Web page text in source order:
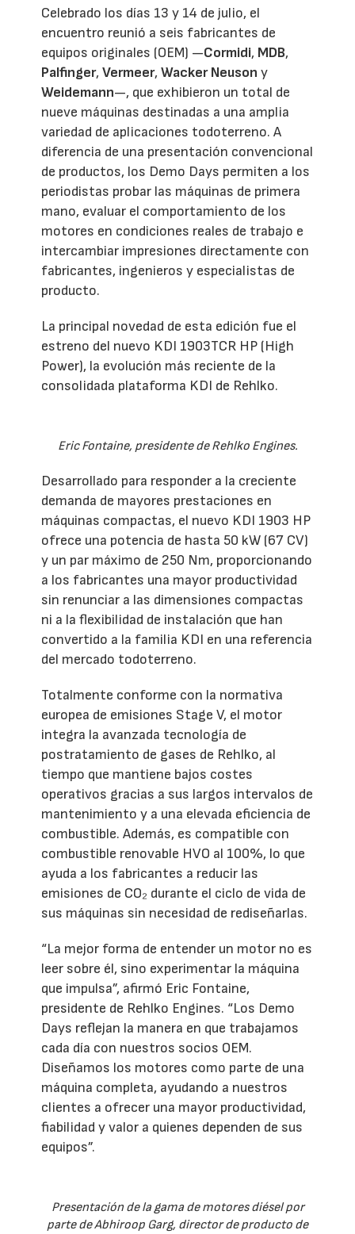
Celebrado los días 13 y 14 de julio, el
encuentro reunió a seis fabricantes de
equipos originales (OEM) —Cormidi, MDB,
Palfinger,Vermeer,Wacker Neuson y
Weidemann—, que exhibieron un total de
nueve máquinas destinadas a una amplia
variedad de aplicaciones todoterreno. A
diferencia de una presentación convencional
de productos, los Demo Days permiten a los
periodistas probar las máquinas de primera
mano, evaluar el comportamiento de los
motores en condiciones reales de trabajo e
intercambiar impresiones directamente con
fabricantes, ingenieros y especialistas de
producto.
La principal novedad de esta edición fue el
estreno del nuevo KDI 1903TCR HP (High
Power), la evolución más reciente de la
consolidada plataforma KDI de Rehlko.
Eric Fontaine, presidente de Rehlko Engines.
Desarrollado para responder a la creciente
demanda de mayores prestaciones en
máquinas compactas, el nuevo KDI 1903 HP
ofrece una potencia de hasta 50 kW (67 CV)
y un par máximo de 250 Nm, proporcionando
a los fabricantes una mayor productividad
sin renunciar a las dimensiones compactas
ni a la flexibilidad de instalación que han
convertido a la familia KDI en una referencia
del mercado todoterreno.
Totalmente conforme con la normativa
europea de emisiones Stage V, el motor
integra la avanzada tecnología de
postratamiento de gases de Rehlko, al
tiempo que mantiene bajos costes
operativos gracias a sus largos intervalos de
mantenimiento y a una elevada eficiencia de
combustible. Además, es compatible con
combustible renovable HVO al 100%, lo que
ayuda a los fabricantes a reducir las
emisiones de CO₂ durante el ciclo de vida de
sus máquinas sin necesidad de rediseñarlas.
“La mejor forma de entender un motor no es
leer sobre él, sino experimentar la máquina
que impulsa”, afirmó Eric Fontaine,
presidente de Rehlko Engines. “Los Demo
Days reflejan la manera en que trabajamos
cada día con nuestros socios OEM.
Diseñamos los motores como parte de una
máquina completa, ayudando a nuestros
clientes a ofrecer una mayor productividad,
fiabilidad y valor a quienes dependen de sus
equipos”.
Presentación de la gama de motores diésel por
parte de Abhiroop Garg, director de producto de